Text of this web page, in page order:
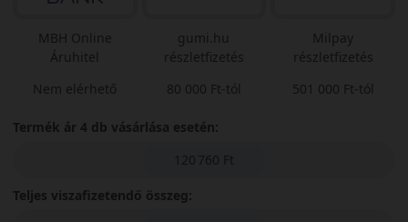
MBH Online
Áruhitel
Nem elérhető
gumi.hu
részletfizetés
80 000 Ft-tól
Milpay
részletfizetés
501 000 Ft-tól
Termék ár 4 db vásárlása esetén:
120 760 Ft
Teljes viszafizetendő összeg: